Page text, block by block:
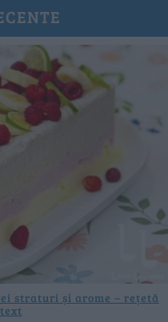
straturi și arome – rețetă